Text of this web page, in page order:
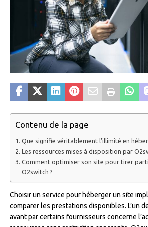
Contenu de la page
Que signifie véritablement l’illimité en
Les ressources mises à disposition par
Comment optimiser son site pour tirer
O2switch ?
Choisir un service pour héberger un site
comparer les prestations disponibles. L’un
avant par certains fournisseurs concerne